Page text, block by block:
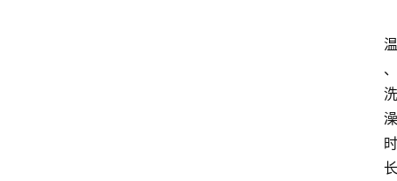
温
、
洗
澡
时
长